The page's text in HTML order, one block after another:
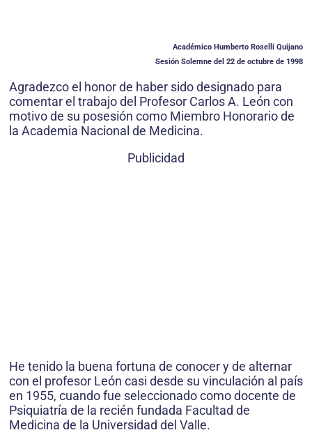
Académico Humberto Roselli Quijano
Sesión Solemne del 22 de octubre de 1998
Agradezco el honor de haber sido designado para
comentar el trabajo del Profesor Carlos A. León con
motivo de su posesión como Miembro Honorario de
la Academia Nacional de Medicina.
Publicidad
He tenido la buena fortuna de conocer y de alternar
con el profesor León casi desde su vinculación al país
en 1955, cuando fue seleccionado como docente de
Psiquiatría de la recién fundada Facultad de
Medicina de la Universidad del Valle.